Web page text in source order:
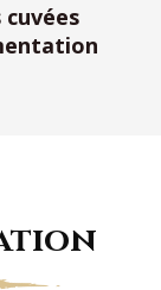
cuvées